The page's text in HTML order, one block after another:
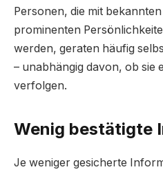
Personen, die mit
prominenten
werden, geraten häufig
– unabhängig davon, ob sie
verfolgen.
Wenig bestätigte
Je weniger gesicherte